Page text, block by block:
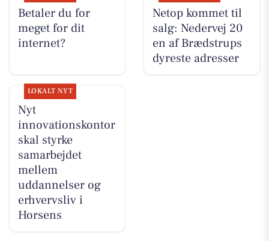
Betaler du for
meget for dit
internet?
Netop kommet til
salg: Nedervej 20
en af Brædstrups
dyreste adresser
LOKALT NYT
Nyt
innovationskontor
skal styrke
samarbejdet
mellem
uddannelser og
erhvervsliv i
Horsens